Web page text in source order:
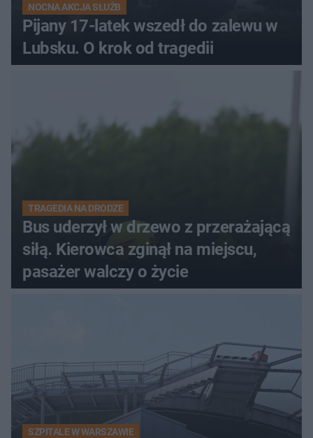
NOCNA AKCJA SŁUŻB
Pijany 17-latek wszedł do zalewu w
Lubsku. O krok od tragedii
TRAGEDIA NA DRODZE
Bus uderzył w drzewo z przerażającą
siłą. Kierowca zginął na miejscu,
pasażer walczy o życie
SZPITALE W WARSZAWIE